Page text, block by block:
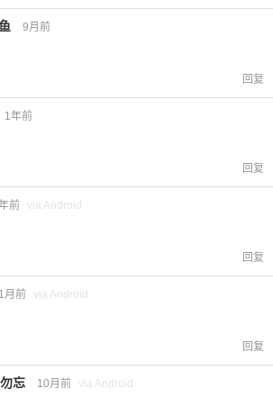
9月前
回复
1年前
回复
前 via Android
回复
月前 via Android
回复
勿忘 10月前 via Android